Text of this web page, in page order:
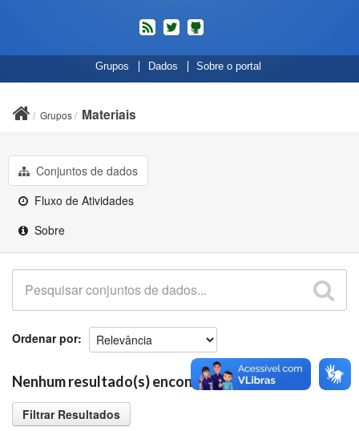
feed twitterCódigos
fonte
de
Grupos Dados Sobre o portal
Grupos Materiais
Conjuntos de dados
Fluxo de Atividades
Sobre
Ordenar por
Nenhum resultado(s) encontrado
Filtrar Resultados